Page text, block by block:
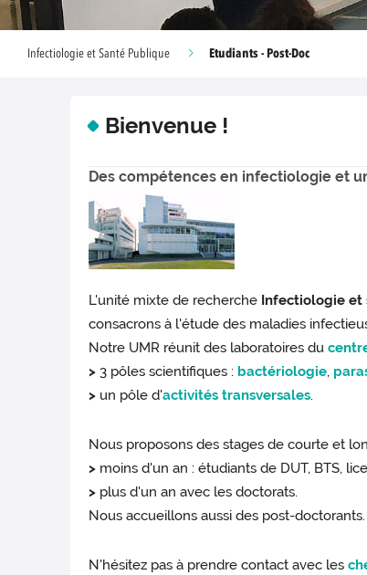
Infectiologie et Santé Publique Etudiants - Post-Doc
Bienvenue !
Des compétences en infectiologie et
L'unité mixte de recherche Infectiologie et
consacrons à l'étude des maladies
Notre UMR réunit des laboratoires du
> 3 pôles scientifiques : bactériologie,
> un pôle d'activités transversales.
Nous proposons des stages de courte et
> moins d'un an : étudiants de DUT, BTS,
> plus d'un an avec les doctorats.
Nous accueillons aussi des post-doctorants.
N'hésitez pas à prendre contact avec les